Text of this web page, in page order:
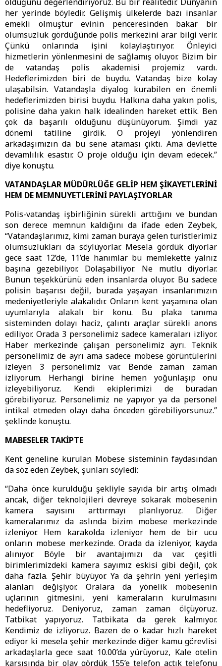
her yerinde böyledir. Gelişmiş ülkelerde bazı insanlar
emekli olmuştur evinin penceresinden bakar bir
olumsuzluk gördüğünde polis merkezini arar bilgi verir.
Çünkü onlarında işini kolaylaştırıyor. Önleyici
hizmetlerin yönlenmesini de sağlamış oluyor. Bizim bir
de vatandaş polis akademisi projemiz vardı.
Hedeflerimizden biri de buydu. Vatandaş bize kolay
ulaşabilsin. Vatandaşla diyalog kurabilen en önemli
hedeflerimizden birisi buydu. Halkına daha yakın polis,
polisine daha yakın halk idealinden hareket ettik. Ben
çok da başarılı olduğunu düşünüyorum. Şimdi yaz
dönemi tatiline girdik. O projeyi yönlendiren
arkadaşımızın da bu sene ataması çıktı. Ama devlette
devamlılık esastır. O proje olduğu için devam edecek.”
diye konuştu.
VATANDAŞLAR MÜDÜRLÜĞE GELİP HEM ŞİKAYETLERİNİ
HEM DE MEMNUYETLERİNİ PAYLAŞIYORLAR
Polis-vatandaş işbirliğinin sürekli arttığını ve bundan
son derece memnun kaldığını da ifade eden Zeybek,
“Vatandaşlarımız, kimi zaman buraya gelen turistlerimiz
olumsuzlukları da söylüyorlar. Mesela gördük diyorlar
gece saat 12’de, 11’de hanımlar bu memlekette yalnız
başına gezebiliyor. Dolaşabiliyor. Ne mutlu diyorlar.
Bunun teşekkürünü eden insanlarda oluyor. Bu sadece
polisin başarısı değil, burada yaşayan insanlarımızın
medeniyetleriyle alakalıdır. Onların kent yaşamına olan
uyumlarıyla alakalı bir konu. Bu plaka tanıma
sisteminden dolayı haciz, çalıntı araçlar sürekli anons
ediliyor. Orada 3 personelimiz sadece kameraları izliyor.
Haber merkezinde çalışan personelimiz ayrı. Teknik
personelimiz de ayrı ama sadece mobese görüntülerini
izleyen 3 personelimiz var. Bende zaman zaman
izliyorum. Herhangi birine hemen yoğunlaşıp onu
izleyebiliyoruz. Kendi ekiplerimizi de buradan
görebiliyoruz. Personelimiz ne yapıyor ya da personel
intikal etmeden olayı daha önceden görebiliyorsunuz.”
şeklinde konuştu.
MABESELER TAKİPTE
Kent geneline kurulan Mobese sisteminin faydasından
da söz eden Zeybek, şunları söyledi:
“Daha önce kurulduğu şekliyle sayıda bir artış olmadı
ancak, diğer teknolojileri devreye sokarak mobesenin
kamera sayısını arttırmayı planlıyoruz. Diğer
kameralarımız da aslında bizim mobese merkezinde
izleniyor. Hem karakolda izleniyor hem de bir ucu
onların mobese merkezinde. Orada da izleniyor, kayda
alınıyor. Böyle bir avantajımızı da var. çeşitli
birimlerimizdeki kamera sayımız eskisi gibi değil, çok
daha fazla. Şehir büyüyor. Ya da şehrin yeni yerleşim
alanları değişiyor. Oralara da yönelik mobesenin
uçlarının gitmesini, yeni kameraların kurulmasını
hedefliyoruz. Deniyoruz, zaman zaman ölçüyoruz.
Tatbikat yapıyoruz. Tatbikata da gerek kalmıyor.
Kendimiz de izliyoruz. Bazen de o kadar hızlı hareket
ediyor ki mesela şehir merkezinde diğer kamu görevlisi
arkadaşlarla gece saat 10.00’da yürüyoruz, Kale otelin
karşısında bir olay gördük 155’e telefon açtık telefonu